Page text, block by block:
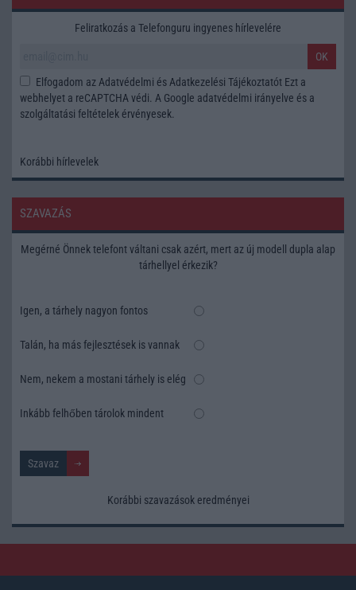
Feliratkozás a Telefonguru ingyenes hírlevelére
OK
Elfogadom az Adatvédelmi és Adatkezelési Tájékoztatót Ezt a
webhelyet a reCAPTCHA védi. A Google adatvédelmi irányelve és a
szolgáltatási feltételek érvényesek.
Korábbi hírlevelek
SZAVAZÁS
Megérné Önnek telefont váltani csak azért, mert az új modell dupla alap
tárhellyel érkezik?
Igen, a tárhely nagyon fontos
Talán, ha más fejlesztések is vannak
Nem, nekem a mostani tárhely is elég
Inkább felhőben tárolok mindent
Korábbi szavazások eredményei